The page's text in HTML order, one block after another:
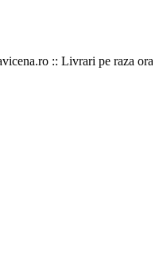
:: Livrari pe raza orasului